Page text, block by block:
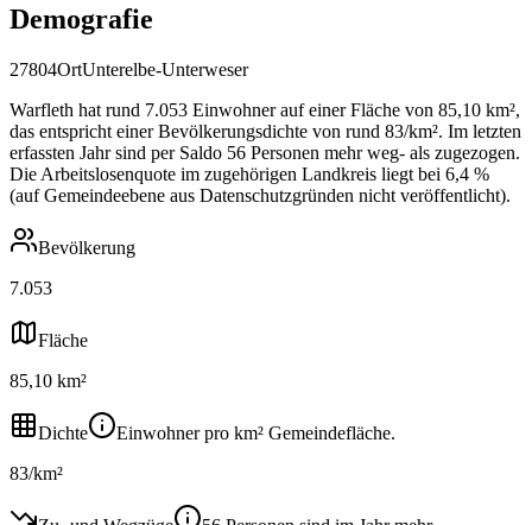
Demografie
27804OrtUnterelbe-Unterweser
Warfleth hat rund 7.053 Einwohner auf einer Fläche von 85,10 km²,
das entspricht einer Bevölkerungsdichte von rund 83/km². Im letzten
erfassten Jahr sind per Saldo 56 Personen mehr weg- als zugezogen.
Die Arbeitslosenquote im zugehörigen Landkreis liegt bei 6,4 %
(auf Gemeindeebene aus Datenschutzgründen nicht veröffentlicht).
Bevölkerung
7.053
Fläche
85,10 km²
Dichte
Einwohner pro km² Gemeindefläche.
83/km²